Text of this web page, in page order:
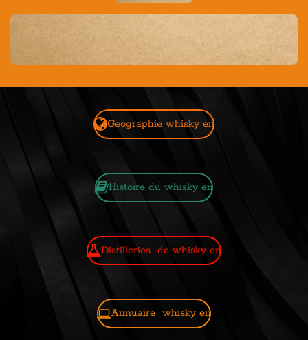
Géographie whisky en
Histoire du whisky en
Distilleries de whisky en
Annuaire whisky en